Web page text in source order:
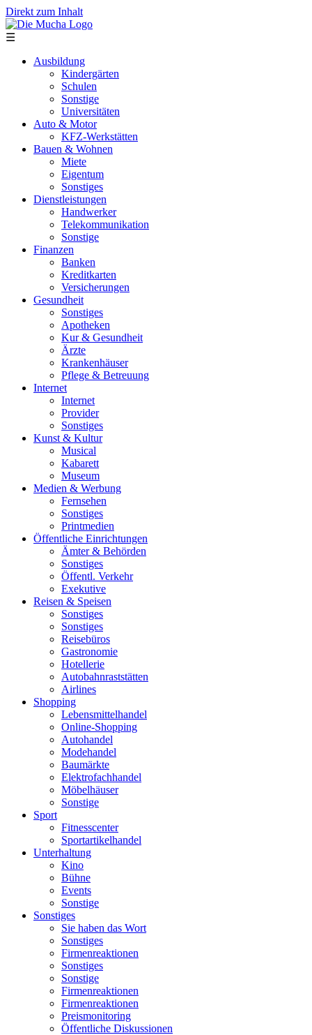
Direkt zum Inhalt
☰
Ausbildung
Kindergärten
Schulen
Sonstige
Universitäten
Auto & Motor
KFZ-Werkstätten
Bauen & Wohnen
Miete
Eigentum
Sonstiges
Dienstleistungen
Handwerker
Telekommunikation
Sonstige
Finanzen
Banken
Kreditkarten
Versicherungen
Gesundheit
Sonstiges
Apotheken
Kur & Gesundheit
Ärzte
Krankenhäuser
Pflege & Betreuung
Internet
Internet
Provider
Sonstiges
Kunst & Kultur
Musical
Kabarett
Museum
Medien & Werbung
Fernsehen
Sonstiges
Printmedien
Öffentliche Einrichtungen
Ämter & Behörden
Sonstiges
Öffentl. Verkehr
Exekutive
Reisen & Speisen
Sonstiges
Sonstiges
Reisebüros
Gastronomie
Hotellerie
Autobahnraststätten
Airlines
Shopping
Lebensmittelhandel
Online-Shopping
Autohandel
Modehandel
Baumärkte
Elektrofachhandel
Möbelhäuser
Sonstige
Sport
Fitnesscenter
Sportartikelhandel
Unterhaltung
Kino
Bühne
Events
Sonstige
Sonstiges
Sie haben das Wort
Sonstiges
Firmenreaktionen
Sonstiges
Sonstige
Firmenreaktionen
Firmenreaktionen
Preismonitoring
Öffentliche Diskussionen